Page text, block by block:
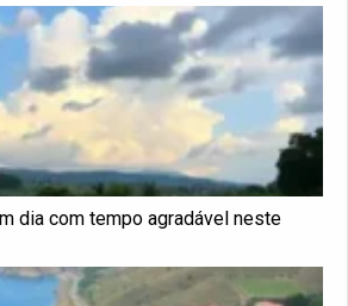
dia com tempo agradável neste